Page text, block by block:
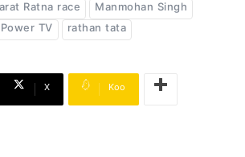
Ratna race
Manmohan Singh
Power TV
rathan tata
X Koo